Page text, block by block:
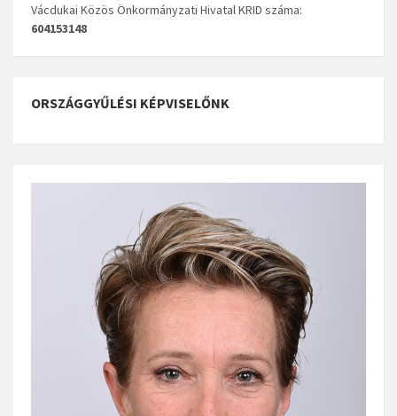
Vácdukai Közös Önkormányzati Hivatal KRID száma:
604153148
ORSZÁGGYŰLÉSI KÉPVISELŐNK